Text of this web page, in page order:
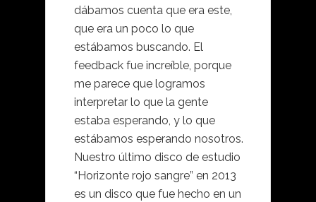
dábamos cuenta que era este,
que era un poco lo que
estábamos buscando. El
feedback fue increíble, porque
me parece que logramos
interpretar lo que la gente
estaba esperando, y lo que
estábamos esperando nosotros.
Nuestro último disco de estudio
“Horizonte rojo sangre” en 2013
es un disco que fue hecho en un